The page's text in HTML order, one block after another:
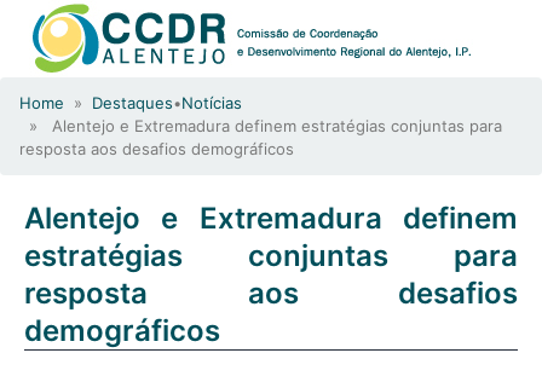
Home » Destaques•Notícias
» Alentejo e Extremadura definem estratégias conjuntas para
resposta aos desafios demográficos
Alentejo e Extremadura definem
estratégias conjuntas para
resposta aos desafios
demográficos